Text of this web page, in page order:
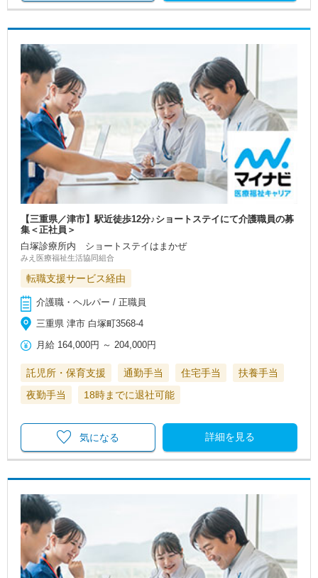
【三重県／津市】駅近徒歩12分♪ショートステイにて介護職員の募
集＜正社員＞
白塚診療所内 ショートステイはまかぜ
みえ医療福祉生活協同組合
転職支援サービス経由
介護職・ヘルパー / 正職員
三重県 津市 白塚町3568-4
月給 164,000円 ～ 204,000円
託児所・保育支援 通勤手当 住宅手当
扶養手当
夜勤手当
18時までに退社可能
詳細を見る
気になる